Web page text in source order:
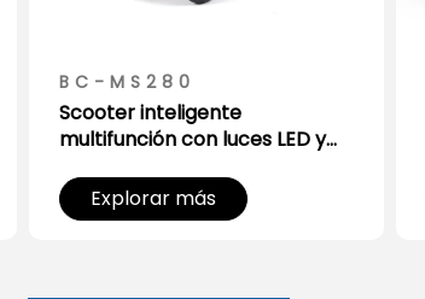
BC-MS280
Scooter inteligente
multifunción con luces LED y
Explorar más